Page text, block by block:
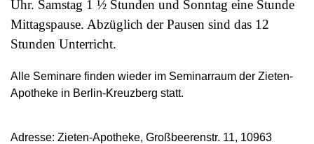
Uhr. Samstag 1 ½ Stunden und Sonntag eine Stunde
Mittagspause. Abzüglich der Pausen sind das 12
Stunden Unterricht.
Alle Seminare finden wieder im Seminarraum der Zieten-
Apotheke in Berlin-Kreuzberg statt.
Adresse: Zieten-Apotheke, Großbeerenstr. 11, 10963